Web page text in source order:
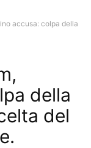
accusa: colpa della
della
del